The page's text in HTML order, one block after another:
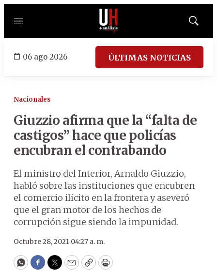
Menú
Mostrar
06 ago 2026 ÚLTIMAS NOTICIAS
Nacionales
Giuzzio afirma que la “falta de
castigos” hace que policías
encubran el contrabando
El ministro del Interior, Arnaldo Giuzzio,
habló sobre las instituciones que encubren
el comercio ilícito en la frontera y aseveró
que el gran motor de los hechos de
corrupción sigue siendo la impunidad.
Octubre 28, 2021 04:27 a. m.
WhatsApp
Facebook
Twitter
EmailCopyPrint